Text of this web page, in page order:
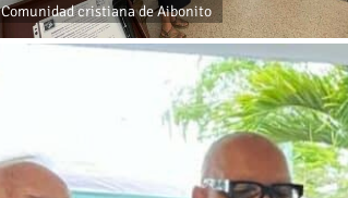
Comunidad cristiana de Aibonito